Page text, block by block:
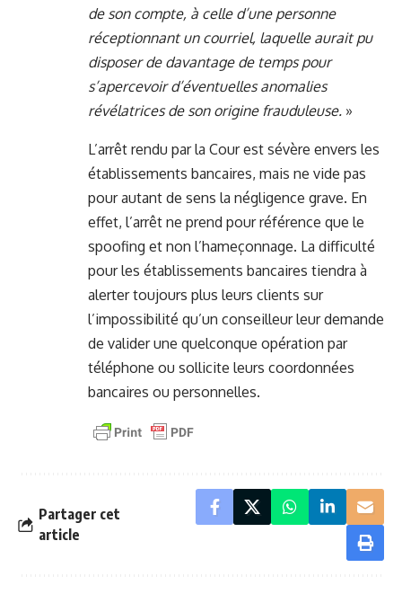
de son compte, à celle d’une personne
réceptionnant un courriel, laquelle aurait pu
disposer de davantage de temps pour
s’apercevoir d’éventuelles anomalies
révélatrices de son origine frauduleuse. »
L’arrêt rendu par la Cour est sévère envers les
établissements bancaires, mais ne vide pas
pour autant de sens la négligence grave. En
effet, l’arrêt ne prend pour référence que le
spoofing et non l’hameçonnage. La difficulté
pour les établissements bancaires tiendra à
alerter toujours plus leurs clients sur
l’impossibilité qu’un conseilleur leur demande
de valider une quelconque opération par
téléphone ou sollicite leurs coordonnées
bancaires ou personnelles.
Partager cet
article